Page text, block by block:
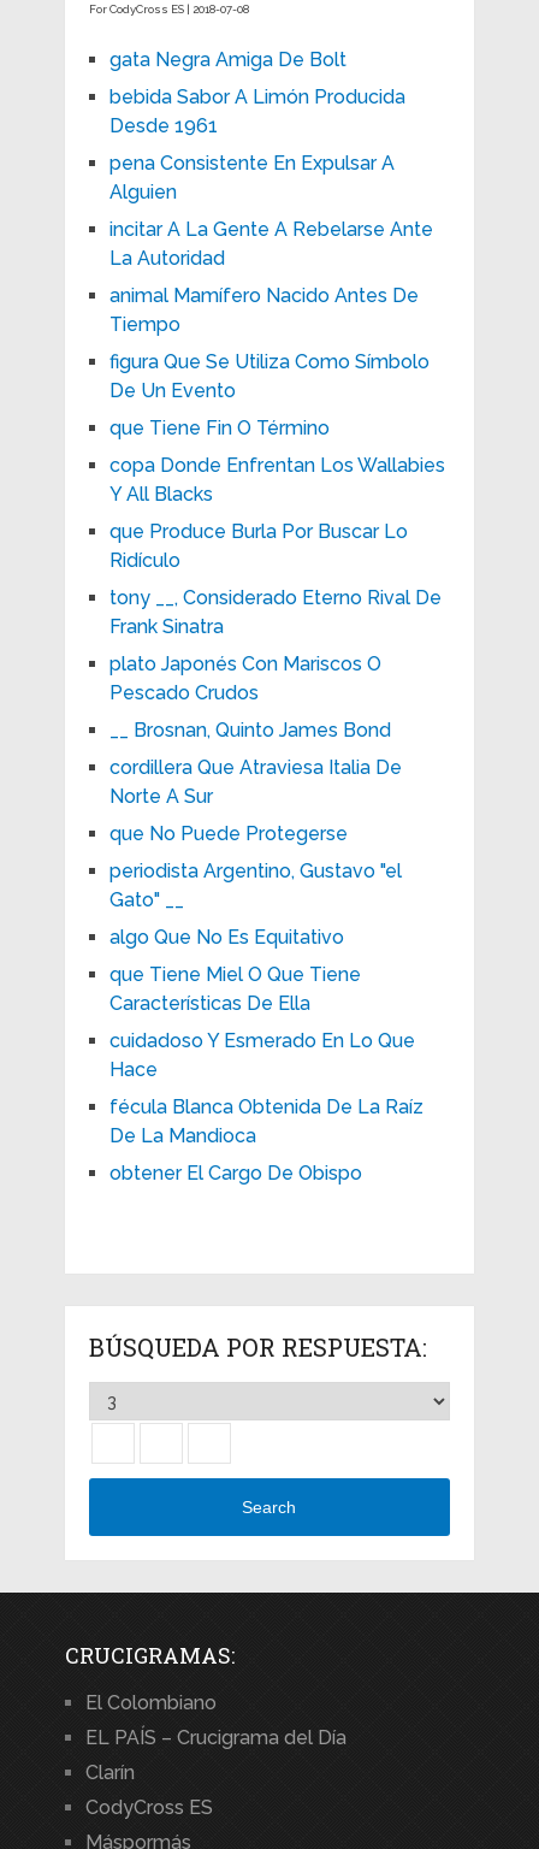
For CodyCross ES | 2018-07-08
gata Negra Amiga De Bolt
bebida Sabor A Limón Producida
Desde 1961
pena Consistente En Expulsar A
Alguien
incitar A La Gente A Rebelarse Ante
La Autoridad
animal Mamífero Nacido Antes De
Tiempo
figura Que Se Utiliza Como Símbolo
De Un Evento
que Tiene Fin O Término
copa Donde Enfrentan Los Wallabies
Y All Blacks
que Produce Burla Por Buscar Lo
Ridículo
tony __, Considerado Eterno Rival De
Frank Sinatra
plato Japonés Con Mariscos O
Pescado Crudos
__ Brosnan, Quinto James Bond
cordillera Que Atraviesa Italia De
Norte A Sur
que No Puede Protegerse
periodista Argentino, Gustavo "el
Gato" __
algo Que No Es Equitativo
que Tiene Miel O Que Tiene
Características De Ella
cuidadoso Y Esmerado En Lo Que
Hace
fécula Blanca Obtenida De La Raíz
De La Mandioca
obtener El Cargo De Obispo
BÚSQUEDA POR RESPUESTA:
Search
CRUCIGRAMAS:
El Colombiano
EL PAÍS – Crucigrama del Día
Clarín
CodyCross ES
Máspormás